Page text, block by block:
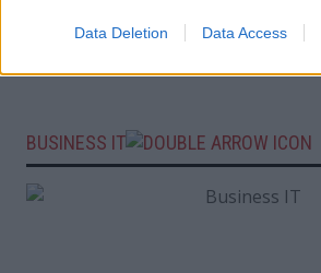
Data Deletion Data Access
BUSINESS IT